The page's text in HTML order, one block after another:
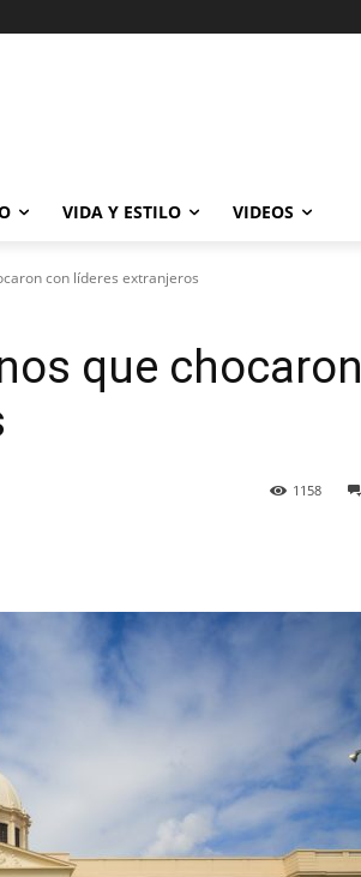
VIDA Y ESTILO VIDEOS
con líderes extranjeros
que chocaron
1158